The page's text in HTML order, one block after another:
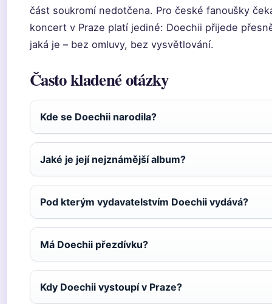
část soukromí nedotčena. Pro české fanoušky
koncert v Praze platí jediné: Doechii přijede
jaká je – bez omluvy, bez vysvětlování.
Často kladené otázky
Kde se Doechii narodila?
Jaké je její nejznámější album?
Pod kterým vydavatelstvím Doechii vydává?
Má Doechii přezdívku?
Kdy Doechii vystoupí v Praze?